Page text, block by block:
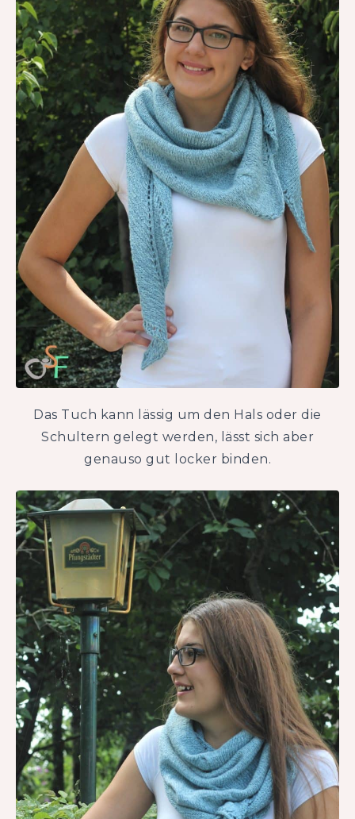
Das Tuch kann lässig um den Hals oder die
Schultern gelegt werden, lässt sich aber
genauso gut locker binden.